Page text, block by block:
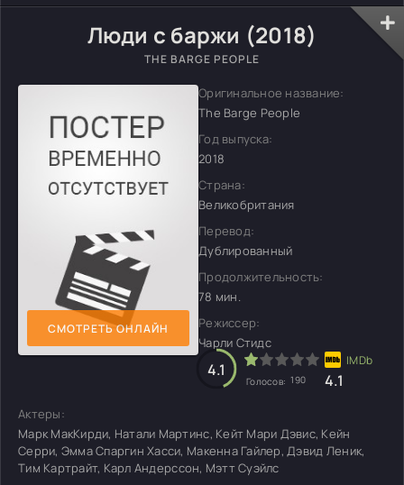
Люди с баржи (2018)
THE BARGE PEOPLE
СМОТРЕТЬ ОНЛАЙН
Оригинальное название:
The Barge People
Год выпуска:
2018
Страна:
Великобритания
Перевод:
Дублированный
Продолжительность:
78 мин.
Режиссер:
Чарли Стидс
4.1
Голосов: 190 4.1
Актеры:
Марк МакКирди, Натали Мартинс, Кейт Мари Дэвис, Кейн
Серри, Эмма Спаргин Хасси, Макенна Гайлер, Дэвид Леник,
Тим Картрайт, Карл Андерссон, Мэтт Суэйлс